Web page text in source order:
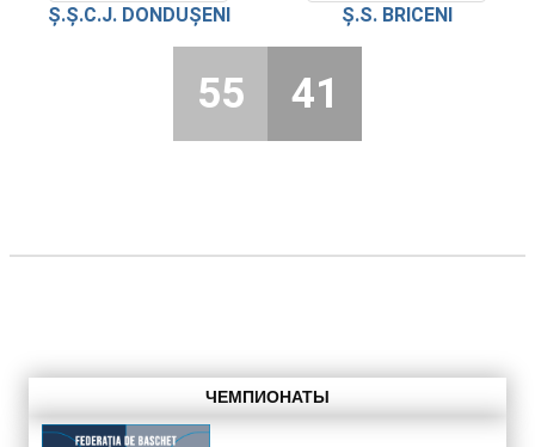
Ș.Ș.C.J. DONDUȘENI Ș.S. BRICENI
55 41
ЧЕМПИОНАТЫ